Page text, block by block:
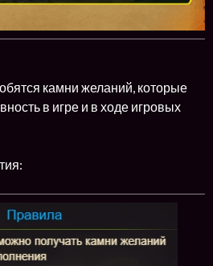
камни желаний, которые
в игре и в ходе игровых